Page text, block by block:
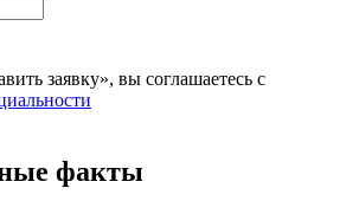
заявку», вы соглашаетесь с
факты